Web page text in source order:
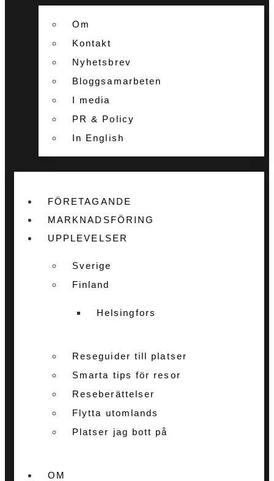
Om
Kontakt
Nyhetsbrev
Bloggsamarbeten
I media
PR & Policy
In English
FÖRETAGANDE
MARKNADSFÖRING
UPPLEVELSER
Sverige
Finland
Helsingfors
Reseguider till platser
Smarta tips för resor
Reseberättelser
Flytta utomlands
Platser jag bott på
OM